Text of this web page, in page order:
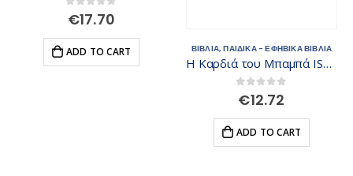
out of 5
€17.70
ADD TO CART ADD TO CART